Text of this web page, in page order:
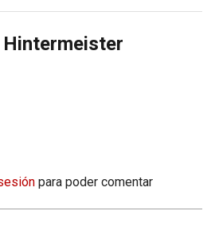
para poder comentar